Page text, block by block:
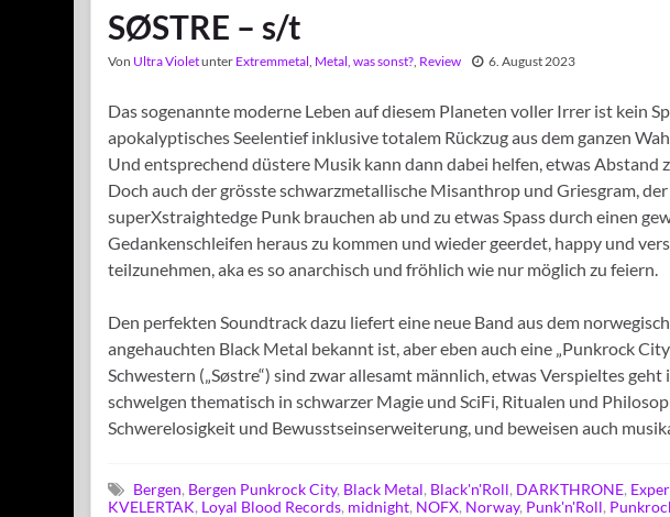
SØSTRE – s/t
Von Ultra Violetunter Extremmetal, Metal, was sonst?, Review 6. August 2023
Das sogenannte moderne Leben auf diesem Planeten voller Irrer ist kein
apokalyptisches Seelentief inklusive totalem Rückzug aus dem ganzen
Und entsprechend düstere Musik kann dann dabei helfen, etwas Abstand
Doch auch der grösste schwarzmetallische Misanthrop und Griesgram,
superXstraightedge Punk brauchen ab und zu etwas Spass durch einen
Gedankenschleifen heraus zu kommen und wieder geerdet, happy und
teilzunehmen, aka es so anarchisch und fröhlich wie nur möglich zu feiern.
Den perfekten Soundtrack dazu liefert eine neue Band aus dem
angehauchten Black Metal bekannt ist, aber eben auch eine „Punkrock
Schwestern („Søstre“) sind zwar allesamt männlich, etwas Verspieltes
schwelgen thematisch in schwarzer Magie und SciFi, Ritualen und
Schwerelosigkeit und Bewusstseinserweiterung, und beweisen auch
Bergen, Bergen Punkrock City, Black Metal, Black'n'Roll, DARKTHRONE,
KVELERTAK, Loyal Blood Records, midnight, NOFX, Norway, Punk'n'Roll,